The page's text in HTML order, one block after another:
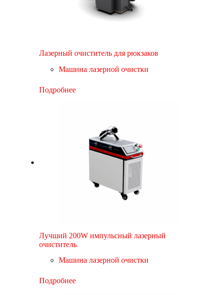
Лазерный очиститель для рюкзаков
Машина лазерной очистки
Подробнее
Лучший 200W импульсный лазерный
очиститель
Машина лазерной очистки
Подробнее